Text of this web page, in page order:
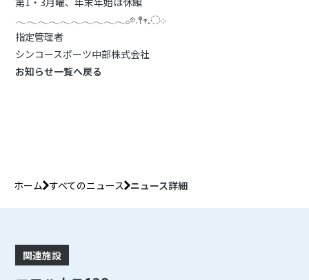
𓂃𓂃𓂃𓂃𓂃𓂃𓂃𓂃𓂃𓂃𓂂𖡼.𖤣𖥧𓈒◌܀
指定管理者
シンコースポーツ中部株式会社
お知らせ一覧へ戻る
ホーム すべてのニュース ニュース詳細
関連施設